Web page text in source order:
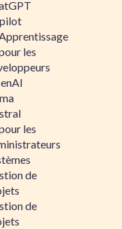
les
les
de
de